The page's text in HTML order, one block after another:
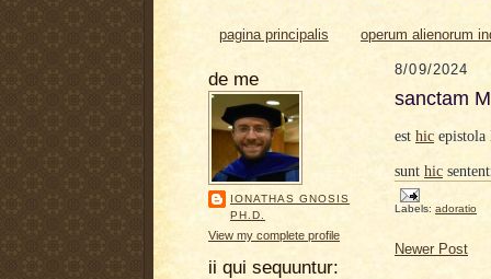
pagina principalis operum alienorum
de me
IONATHAS GNOSIS
PH.D.
View my complete profile
ii qui sequuntur:
8/09/2024
sanctam
est hic
sunt hic
Labels: adoratio
Newer Post